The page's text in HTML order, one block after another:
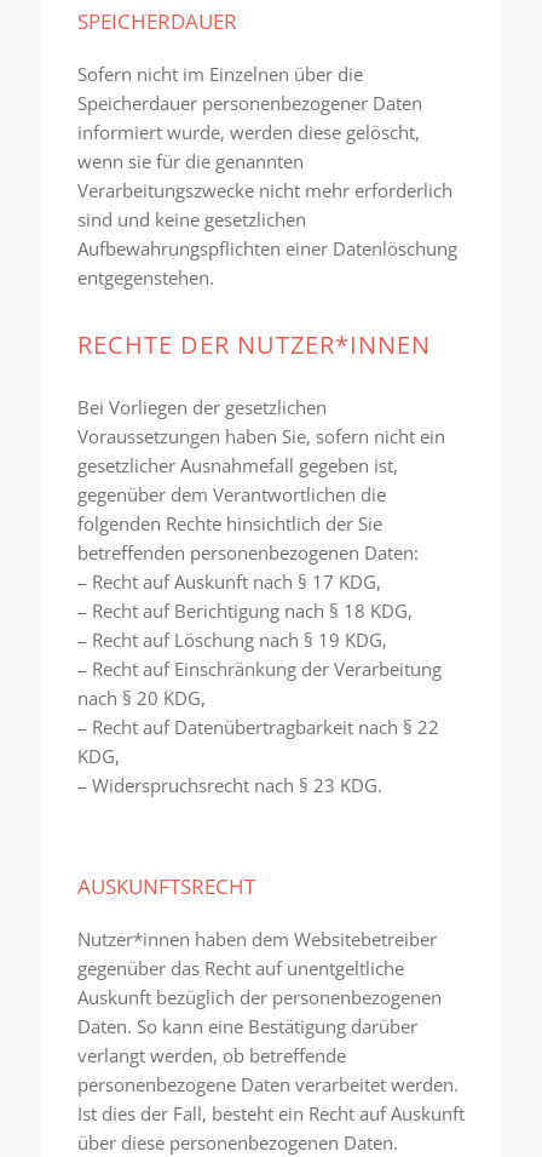
SPEICHERDAUER
Sofern nicht im Einzelnen über die
Speicherdauer personenbezogener Daten
informiert wurde, werden diese gelöscht,
wenn sie für die genannten
Verarbeitungszwecke nicht mehr erforderlich
sind und keine gesetzlichen
Aufbewahrungspflichten einer Datenlöschung
entgegenstehen.
RECHTE DER NUTZER*INNEN
Bei Vorliegen der gesetzlichen
Voraussetzungen haben Sie, sofern nicht ein
gesetzlicher Ausnahmefall gegeben ist,
gegenüber dem Verantwortlichen die
folgenden Rechte hinsichtlich der Sie
betreffenden personenbezogenen Daten:
– Recht auf Auskunft nach § 17 KDG,
– Recht auf Berichtigung nach § 18 KDG,
– Recht auf Löschung nach § 19 KDG,
– Recht auf Einschränkung der Verarbeitung
nach § 20 KDG,
– Recht auf Datenübertragbarkeit nach § 22
KDG,
– Widerspruchsrecht nach § 23 KDG.
AUSKUNFTSRECHT
Nutzer*innen haben dem Websitebetreiber
gegenüber das Recht auf unentgeltliche
Auskunft bezüg­lich der personenbezogenen
Daten. So kann eine Bestätigung darüber
verlangt werden, ob betreffende
personenbezogene Daten verarbeitet werden.
Ist dies der Fall, besteht ein Recht auf Auskunft
über diese personenbezogenen Daten.